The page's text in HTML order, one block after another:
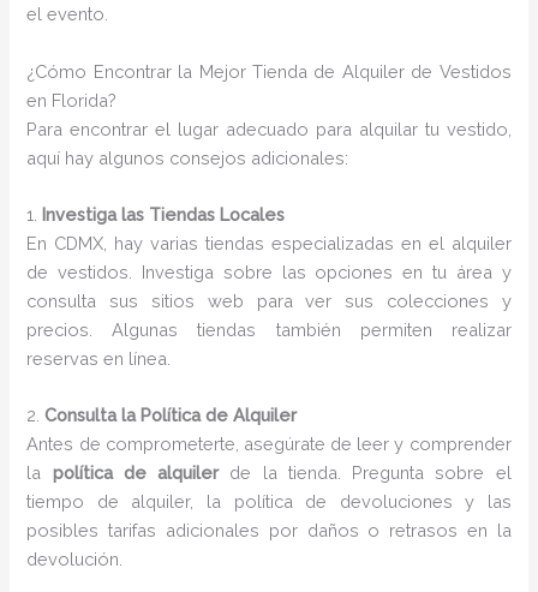
el evento.
¿Cómo Encontrar la Mejor Tienda de Alquiler de Vestidos
en Florida?
Para encontrar el lugar adecuado para alquilar tu vestido,
aquí hay algunos consejos adicionales:
1. Investiga las Tiendas Locales
En CDMX, hay varias tiendas especializadas en el alquiler
de vestidos. Investiga sobre las opciones en tu área y
consulta sus sitios web para ver sus colecciones y
precios. Algunas tiendas también permiten realizar
reservas en línea.
2.Consulta la Política de Alquiler
Antes de comprometerte, asegúrate de leer y comprender
la política de alquilerde la tienda. Pregunta sobre el
tiempo de alquiler, la política de devoluciones y las
posibles tarifas adicionales por daños o retrasos en la
devolución.